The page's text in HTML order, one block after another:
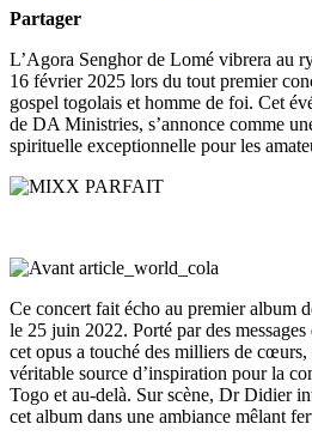
Partager
L’Agora Senghor de Lomé vibrera au
16 février 2025 lors du tout premier
gospel togolais et homme de foi. Cet
de DA Ministries, s’annonce comme
spirituelle exceptionnelle pour les
Ce concert fait écho au premier album
le 25 juin 2022. Porté par des
cet opus a touché des milliers de cœurs,
véritable source d’inspiration pour la
Togo et au-delà. Sur scène, Dr Didier
cet album dans une ambiance mêlant